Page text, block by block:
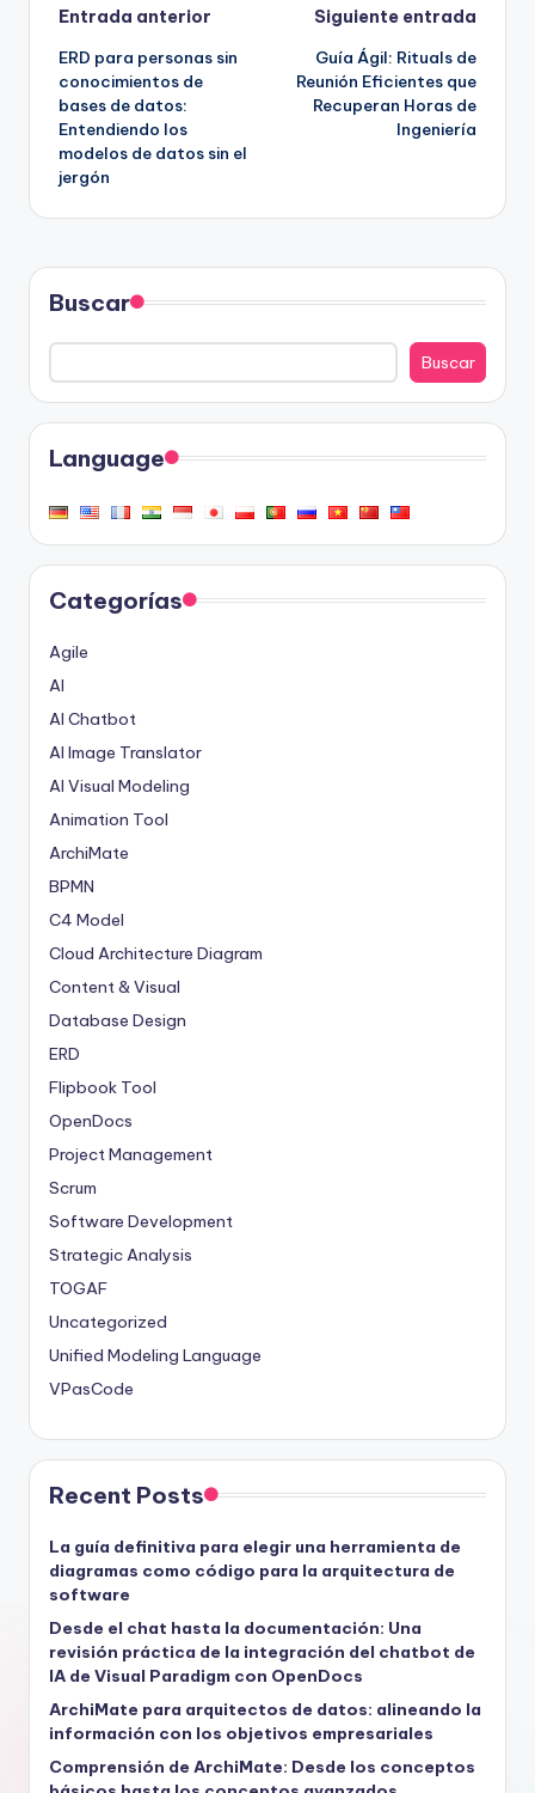
Navegación
de
entradas
Entrada anterior
ERD para personas sin
conocimientos de
bases de datos:
Entendiendo los
modelos de datos sin el
jergón
Siguiente entrada
Guía Ágil: Rituals de
Reunión Eficientes que
Recuperan Horas de
Ingeniería
Buscar
Buscar
Language
Categorías
Agile
AI
AI Chatbot
AI Image Translator
AI Visual Modeling
Animation Tool
ArchiMate
BPMN
C4 Model
Cloud Architecture Diagram
Content & Visual
Database Design
ERD
Flipbook Tool
OpenDocs
Project Management
Scrum
Software Development
Strategic Analysis
TOGAF
Uncategorized
Unified Modeling Language
VPasCode
Recent Posts
La guía definitiva para elegir una herramienta de
diagramas como código para la arquitectura de
software
Desde el chat hasta la documentación: Una
revisión práctica de la integración del chatbot de
IA de Visual Paradigm con OpenDocs
ArchiMate para arquitectos de datos: alineando la
información con los objetivos empresariales
Comprensión de ArchiMate: Desde los conceptos